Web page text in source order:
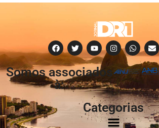
Somos associados
à:
Categorias